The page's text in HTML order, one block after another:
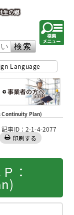
Language
民の方へ
Continuity Plan)
事ID：2-1-4-2077
印刷する
：